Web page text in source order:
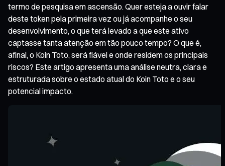
termo de pesquisa em ascensão. Quer esteja a ouvir falar
deste token pela primeira vez ou já acompanhe o seu
desenvolvimento, o que terá levado a que este ativo
captasse tanta atenção em tão pouco tempo? O que é,
afinal, o Koin Toto, será fiável e onde residem os principais
riscos? Este artigo apresenta uma análise neutra, clara e
estruturada sobre o estado atual do Koin Toto e o seu
potencial impacto.